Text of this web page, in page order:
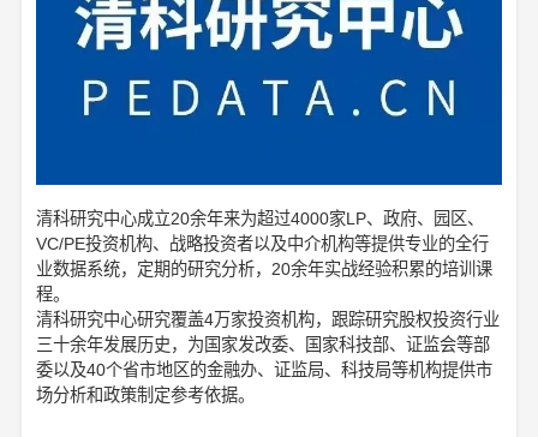
清科研究中心成立20余年来为超过4000家LP、政府、园区、
VC/PE投资机构、战略投资者以及中介机构等提供专业的全行
业数据系统，定期的研究分析，20余年实战经验积累的培训课
程。
清科研究中心研究覆盖4万家投资机构，跟踪研究股权投资行业
三十余年发展历史，为国家发改委、国家科技部、证监会等部
委以及40个省市地区的金融办、证监局、科技局等机构提供市
场分析和政策制定参考依据。